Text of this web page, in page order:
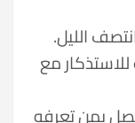
الليل.
للاستذكار مع
بمن تعرفه